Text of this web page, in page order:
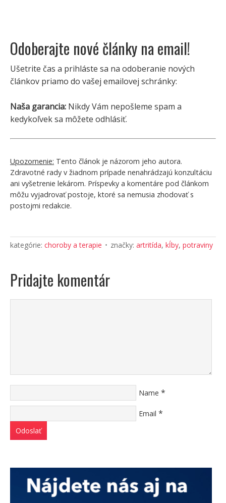
Odoberajte nové články na email!
Ušetrite čas a prihláste sa na odoberanie nových
článkov priamo do vašej emailovej schránky:
Naša garancia: Nikdy Vám nepošleme spam a
kedykoľvek sa môžete odhlásiť.
Upozornenie: Tento článok je názorom jeho autora.
Zdravotné rady v žiadnom prípade nenahrádzajú konzultáciu
ani vyšetrenie lekárom. Príspevky a komentáre pod článkom
môžu vyjadrovať postoje, ktoré sa nemusia zhodovať s
postojmi redakcie.
kategórie: choroby a terapie značky: artritída, kĺby, potraviny
Pridajte komentár
Name *
Email *